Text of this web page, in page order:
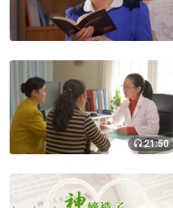
21:50